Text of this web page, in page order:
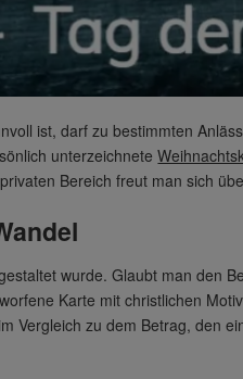
ist, darf zu bestimmten
unterzeichnete
Bereich freut man sich
wurde. Glaubt man den
Karte mit christlichen
Vergleich zu dem Betrag, den